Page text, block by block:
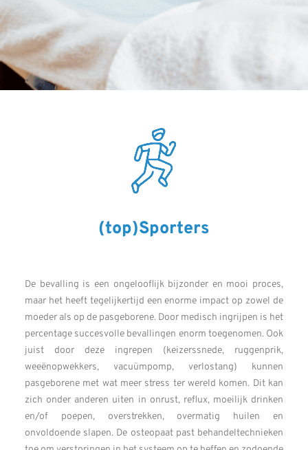
(top)Sporters
De bevalling is een ongelooflijk bijzonder en mooi proces,
maar het heeft tegelijkertijd een enorme impact op zowel de
moeder als op de pasgeborene. Door medisch ingrijpen is het
percentage succesvolle bevallingen enorm toegenomen. Ook
juist door deze ingrepen (keizerssnede, ruggenprik,
weeënopwekkers, vacuümpomp, verlostang) kunnen
pasgeborene met wat meer stress ter wereld komen. Dit kan
zich onder anderen uiten in onrust, reflux, moeilijk drinken
en/of poepen, overstrekken, overmatig huilen en
onvoldoende slapen. De osteopaat past behandeltechnieken